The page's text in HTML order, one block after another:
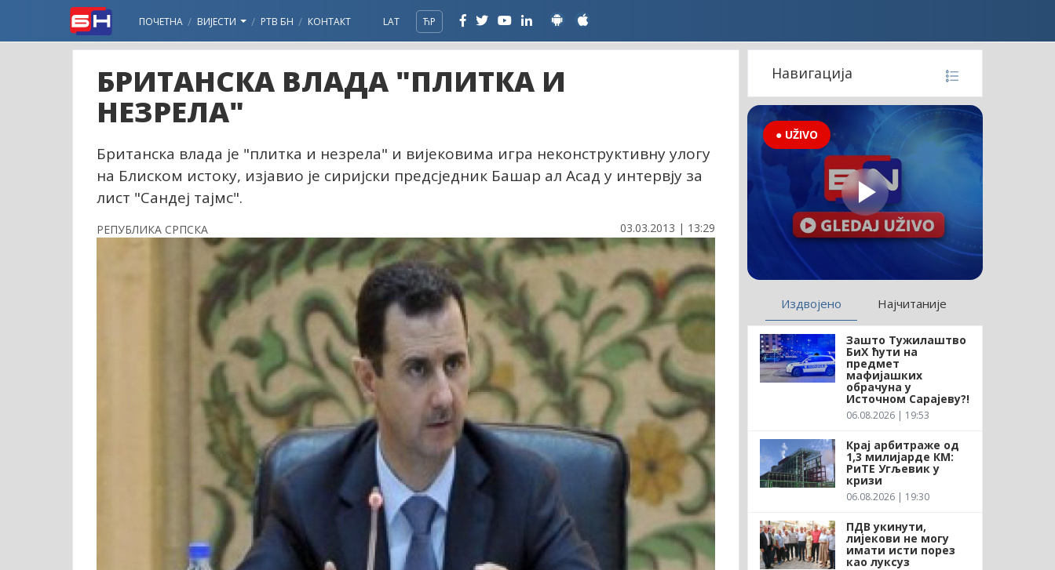
ПОЧЕТНА ВИЈЕСТИ РТВ БН КОНТАКТ LAT ЋР
БРИТАНСКА ВЛАДА "ПЛИТКА И
НЕЗРЕЛА"
Британска влада је "плитка и незрела" и вијековима игра неконструктивну улогу
на Блиском истоку, изјавио је сиријски предсједник Башар ал Асад у интервју за
лист "Сандеј тајмс".
РЕПУБЛИКА СРПСКА 03.03.2013 | 13:29
Навигација
● UŽIVO
Издвојено Најчитаније
Зашто Тужилаштво
БиХ ћути на
предмет
мафијашких
обрачуна у
Источном Сарајеву?!
06.08.2026 | 19:53
Крај арбитраже од
1,3 милијарде КМ:
РиТЕ Угљевик у
кризи
06.08.2026 | 19:30
ПДВ укинути,
лијекови не могу
имати исти порез
као луксуз